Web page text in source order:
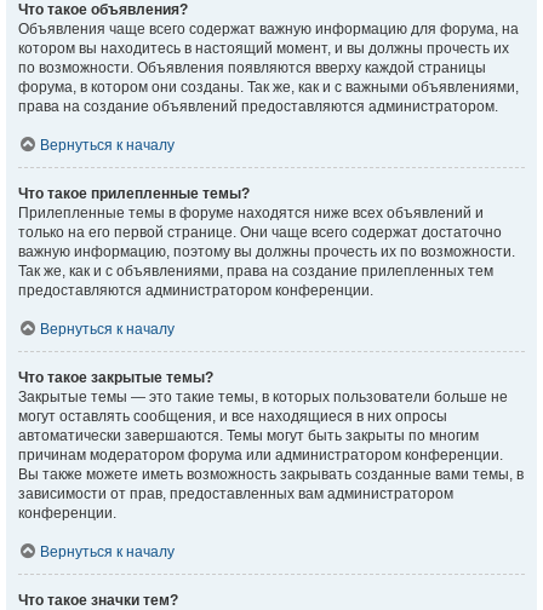
Что такое объявления?
Объявления чаще всего содержат важную информацию для форума, на
котором вы находитесь в настоящий момент, и вы должны прочесть их
по возможности. Объявления появляются вверху каждой страницы
форума, в котором они созданы. Так же, как и с важными объявлениями,
права на создание объявлений предоставляются администратором.
Вернуться к началу
Что такое прилепленные темы?
Прилепленные темы в форуме находятся ниже всех объявлений и
только на его первой странице. Они чаще всего содержат достаточно
важную информацию, поэтому вы должны прочесть их по возможности.
Так же, как и с объявлениями, права на создание прилепленных тем
предоставляются администратором конференции.
Вернуться к началу
Что такое закрытые темы?
Закрытые темы — это такие темы, в которых пользователи больше не
могут оставлять сообщения, и все находящиеся в них опросы
автоматически завершаются. Темы могут быть закрыты по многим
причинам модератором форума или администратором конференции.
Вы также можете иметь возможность закрывать созданные вами темы, в
зависимости от прав, предоставленных вам администратором
конференции.
Вернуться к началу
Что такое значки тем?